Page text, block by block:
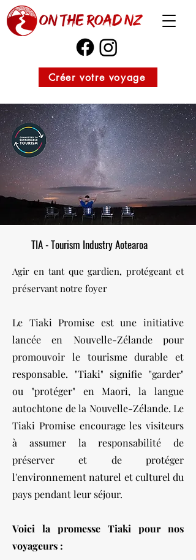
Créer votre voyage
TIA - Tourism Industry Aotearoa
Agir en tant que gardien, protégeant et
préservant notre foyer
Le Tiaki Promise est une initiative
lancée en Nouvelle-Zélande pour
promouvoir le tourisme durable et
responsable. "Tiaki" signifie "garder"
ou "protéger" en Maori, la langue
autochtone de la Nouvelle-Zélande. Le
Tiaki Promise encourage les visiteurs
à assumer la responsabilité de
préserver et de protéger
l'environnement naturel et culturel du
pays pendant leur séjour.
Voici la promesse Tiaki pour nos
voyageurs :